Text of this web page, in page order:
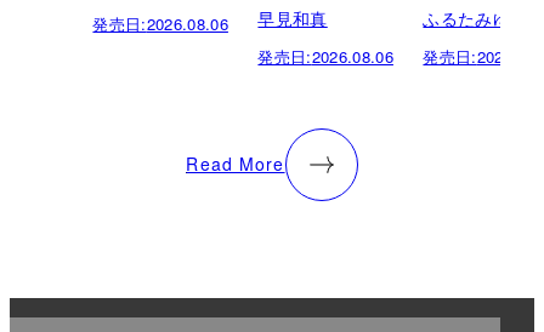
発売日:2026.08.06 早見和真
発売日:2026.08.06
ふるたみゆき
発売日:
Read More